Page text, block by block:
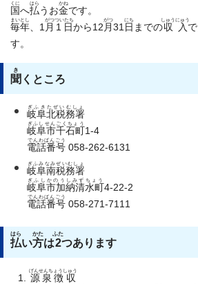
国
くに
へ払
はら
うお金
かね
です。
毎年
まいとし
、1月
がつ
1日
ついたち
から12 月
がつ
31 日
にち
までの収入
しゅうにゅう
で
す。
聞
き
くところ
岐阜北税務署
ぎふきたぜいむしょ
岐阜市千石町
ぎふしせんごくちょう
1-4
電話番号
でんわばんごう
058-262-6131
岐阜南税務署
ぎふみなみぜいむしょ
岐阜市加納清水町
ぎふしかのうしみずちょう
4-22-2
電話番号
でんわばんごう
058-271-7111
払
はら
い方
かた
は2
ふた
つあります
源泉徴収
げんせんちょうしゅう